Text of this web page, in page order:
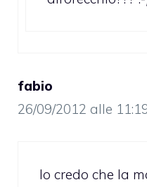
fabio
26/09/2012 alle
Io credo che la